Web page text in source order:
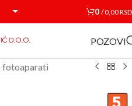
0 /0,00RSD
POZOVI
fotoaparati